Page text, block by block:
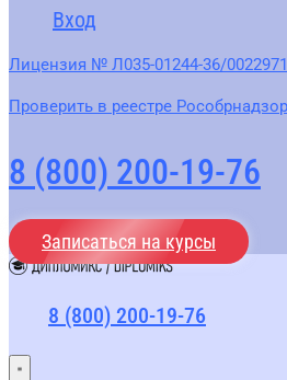
Вход
Лицензия № Л035-01244-36/
Проверить в реестре
8 (800) 200-19-76
Записаться на курсы
8 (800) 200-19-76